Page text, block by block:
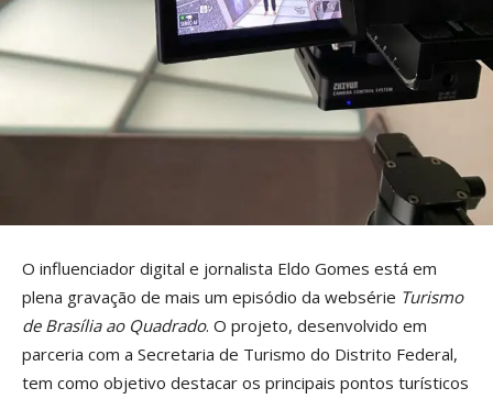
O influenciador digital e jornalista Eldo Gomes está em
plena gravação de mais um episódio da websérie Turismo
de Brasília ao Quadrado. O projeto, desenvolvido em
parceria com a Secretaria de Turismo do Distrito Federal,
tem como objetivo destacar os principais pontos turísticos